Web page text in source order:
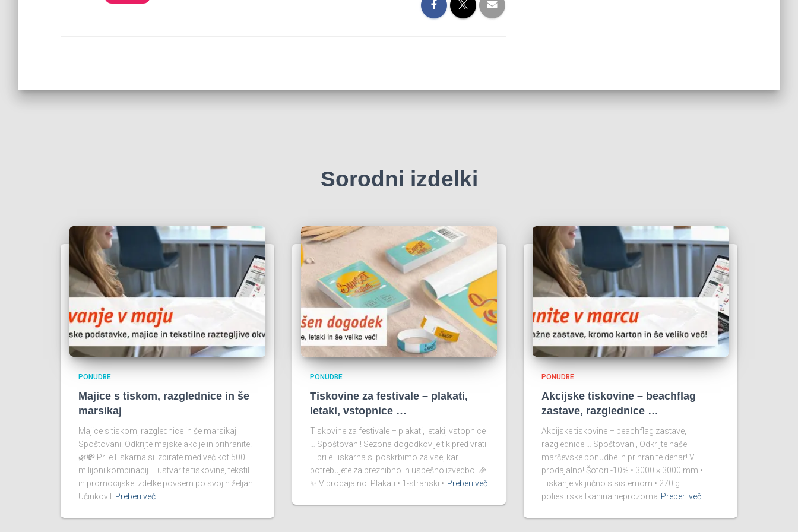
Sorodni izdelki
PONUDBE
Majice s tiskom, razglednice in še
marsikaj
Majice s tiskom, razglednice in še marsikaj
Spoštovani! Odkrijte majske akcije in prihranite!
🌿💸 Pri eTiskarna.si izbirate med več kot 500
milijoni kombinacij – ustvarite tiskovine, tekstil
in promocijske izdelke povsem po svojih željah.
Učinkovit Preberi več
PONUDBE
Tiskovine za festivale – plakati,
letaki, vstopnice …
Tiskovine za festivale – plakati, letaki, vstopnice
… Spoštovani! Sezona dogodkov je tik pred vrati
– pri eTiskarna.si poskrbimo za vse, kar
potrebujete za brezhibno in uspešno izvedbo! 🎉
✨ V prodajalno! Plakati • 1-stranski • Preberi več
PONUDBE
Akcijske tiskovine – beachflag
zastave, razglednice …
Akcijske tiskovine – beachflag zastave,
razglednice … Spoštovani, Odkrijte naše
marčevske ponudbe in prihranite denar! V
prodajalno! Šotori -10% • 3000 × 3000 mm •
Tiskanje vključno s sistemom • 270 g
poliestrska tkanina neprozorna Preberi več